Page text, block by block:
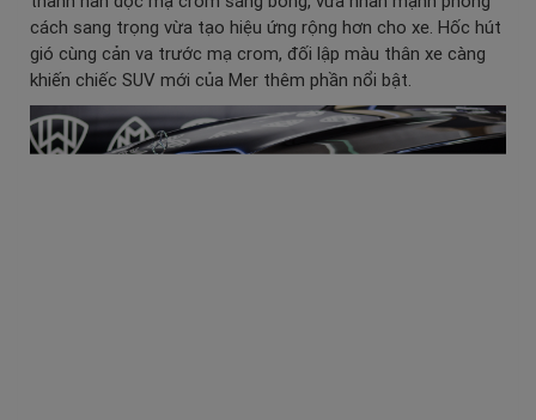
cách sang trọng vừa tạo hiệu ứng rộng hơn cho xe. Hốc hút
gió cùng cản va trước mạ crom, đối lập màu thân xe càng
khiến chiếc SUV mới của Mer thêm phần nổi bật.